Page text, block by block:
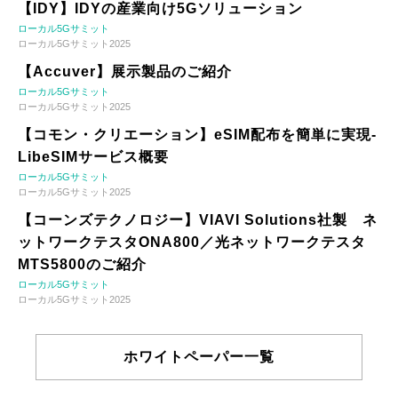
【IDY】IDYの産業向け5Gソリューション
ローカル5Gサミット
ローカル5Gサミット2025
【Accuver】展示製品のご紹介
ローカル5Gサミット
ローカル5Gサミット2025
【コモン・クリエーション】eSIM配布を簡単に実現-
LibeSIMサービス概要
ローカル5Gサミット
ローカル5Gサミット2025
【コーンズテクノロジー】VIAVI Solutions社製 ネ
ットワークテスタONA800／光ネットワークテスタ
MTS5800のご紹介
ローカル5Gサミット
ローカル5Gサミット2025
ホワイトペーパー一覧